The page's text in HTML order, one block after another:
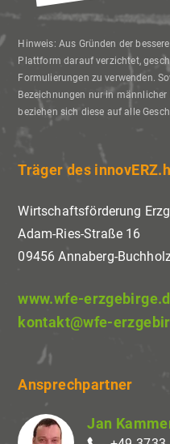
Hinweis: Aus Gründen der
Plattform darauf verzichtet,
Formulierungen zu verwenden.
Bezeichnungen nur in
beziehen sich diese auf alle
Träger des
Wirtschaftsförderung
Adam-Ries-Straße 16
09456 Annaberg-
www.wfe-
kontakt@wfe-
Ansprechpartner
Jan